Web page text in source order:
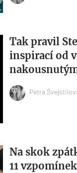
Tak pravil
inspirací od
Petra
Na skok
11